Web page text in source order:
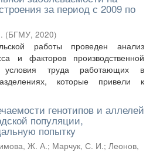
за период с 2009 по
(БГМУ, 2020)
работы проведен анализ
и факторов производственной
труда работающих в
которые привели к
генотипов и аллелей
популяции,
попытку
Ж. А.; Марчук, С. И.; Леонов,